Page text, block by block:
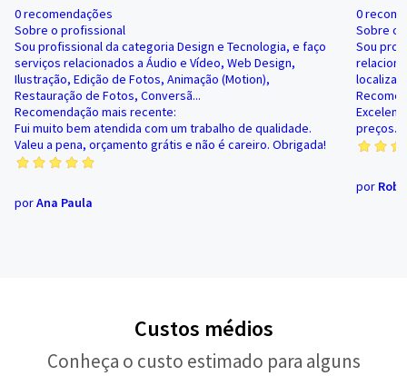
0 recomendações
Sobre o profissional
Sou profissional da categoria Design e Tecnologia, e faço
serviços relacionados a Áudio e Vídeo, Web Design,
Ilustração, Edição de Fotos, Animação (Motion),
Restauração de Fotos, Conversã...
Recomendação mais recente:
Fui muito bem atendida com um trabalho de qualidade.
Valeu a pena, orçamento grátis e não é careiro. Obrigada!
porAna Paula
0
Sobre o
Sou
preços.
por
Custos médios
Conheça o custo estimado para alguns